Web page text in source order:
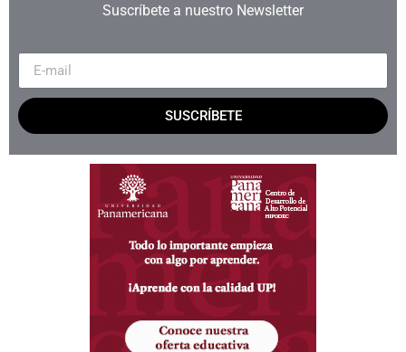
Suscríbete a nuestro Newsletter
SUSCRÍBETE